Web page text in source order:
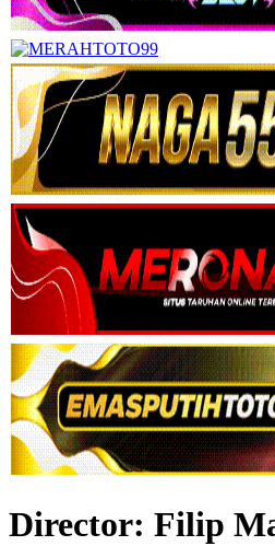
Director: Filip